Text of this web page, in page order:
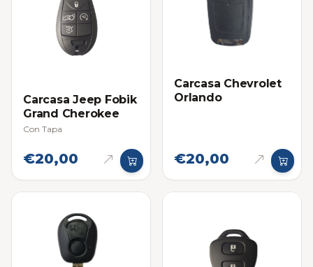
Carcasa Jeep Fobik
Grand Cherokee
Con Tapa
€20,00
Carcasa Chevrolet
Orlando
€20,00